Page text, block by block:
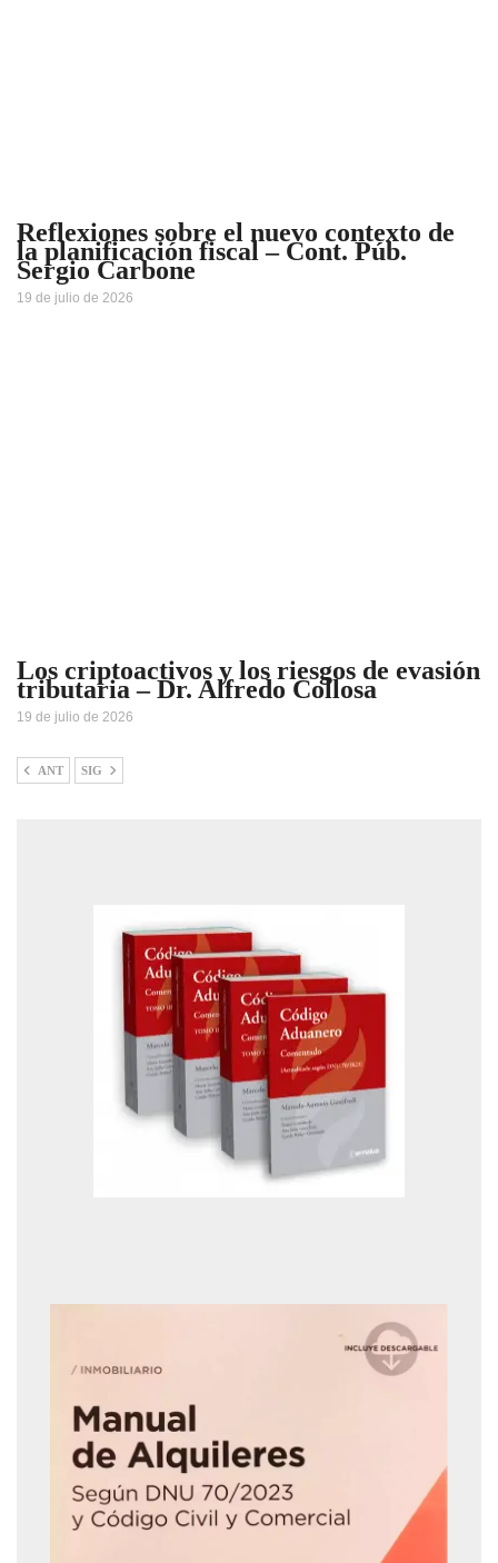
Reflexiones sobre el nuevo contexto de
la planificación fiscal – Cont. Púb.
Sergio Carbone
19 de julio de 2026
Los criptoactivos y los riesgos de evasión
tributaria – Dr. Alfredo Collosa
19 de julio de 2026
ANT SIG